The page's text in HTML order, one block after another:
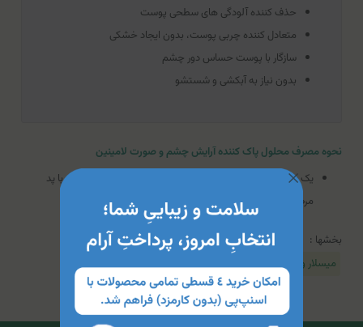
حذف کننده آلودگی های سطحی پوست
متعادل کننده چربی پوست، بدون ایجاد خشکی
سازگار با پوست حساس دور چشم
بدون نیاز به آبکشی و شستشو
نحوه مصرف محلول پاک کننده آرایش چشم و صورت لامینین
یک پد پنبه‌ای را با محلول پاک کننده آرایش مرطوب کنید. سپس با پد
مرطوب آرایش خود را پاک نمایید.
بخشها :
میسلار واتر